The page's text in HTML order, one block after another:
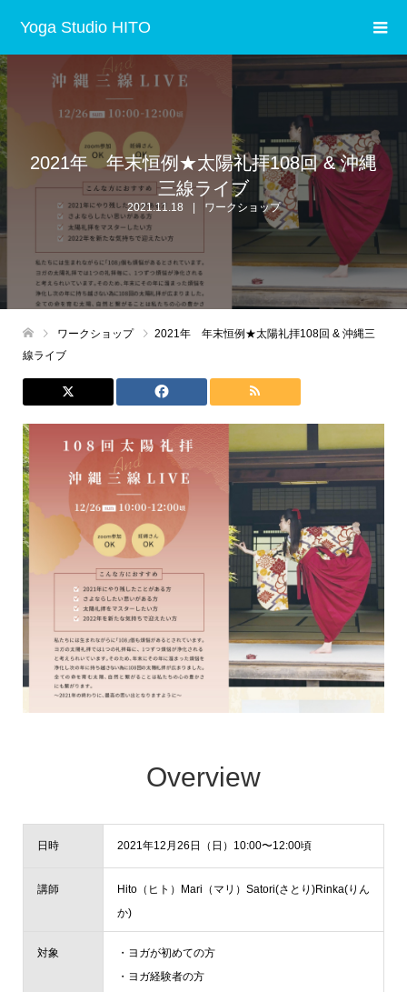
Yoga Studio HITO
2021年 年末恒例★太陽礼拝108回 & 沖縄
三線ライブ
2021.11.18 ワークショップ
ワークショップ
2021年 年末恒例★太陽礼拝108回 & 沖縄三
線ライブ
Overview
日時 2021年12月26日（日）10:00〜12:00頃
講師
Hito（ヒト）Mari（マリ）Satori(さとり)Rinka(りん
か)
対象
・ヨガが初めての方
・ヨガ経験者の方